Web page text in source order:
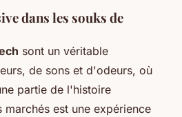
dans les souks de
sont un véritable
de sons et d'odeurs, où
partie de l'histoire
marchés est une expérience